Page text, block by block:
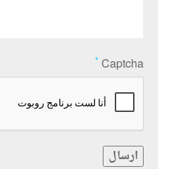
Captcha
*
ارسال